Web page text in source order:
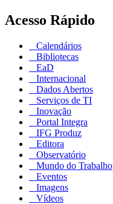
Acesso Rápido
Calendários
Bibliotecas
EaD
Internacional
Dados Abertos
Serviços de TI
Inovação
Portal Integra
IFG Produz
Editora
Observatório
Mundo do Trabalho
Eventos
Imagens
Vídeos